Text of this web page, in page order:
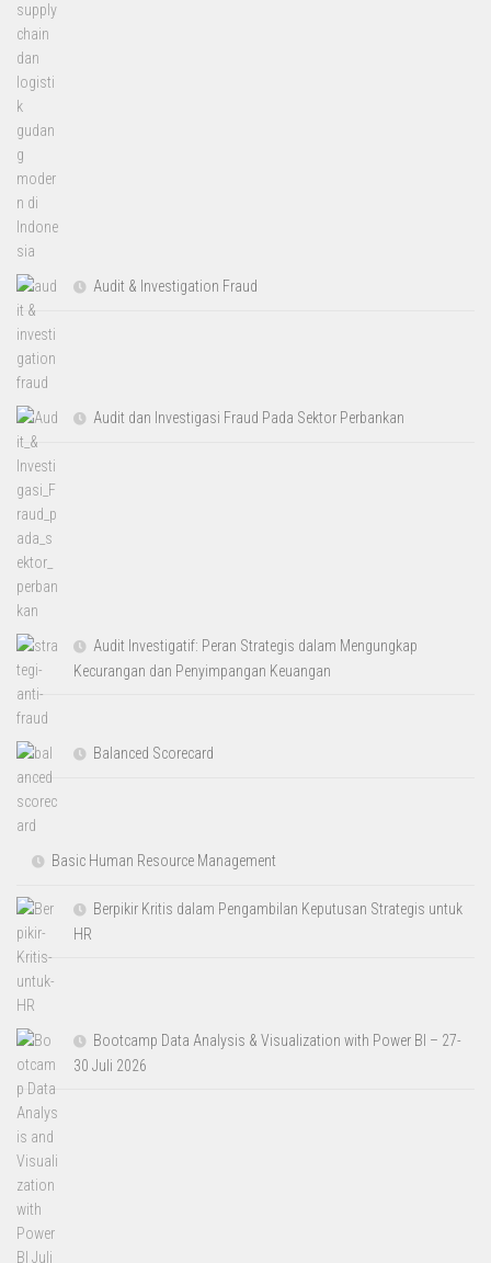
Audit & Investigation Fraud
Audit dan Investigasi Fraud Pada Sektor Perbankan
Audit Investigatif: Peran Strategis dalam Mengungkap
Kecurangan dan Penyimpangan Keuangan
Balanced Scorecard
Basic Human Resource Management
Berpikir Kritis dalam Pengambilan Keputusan Strategis untuk
HR
Bootcamp Data Analysis & Visualization with Power BI – 27-
30 Juli 2026